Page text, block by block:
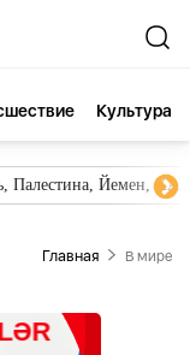
Культура
Палестина, Йемен,
Главная В мире